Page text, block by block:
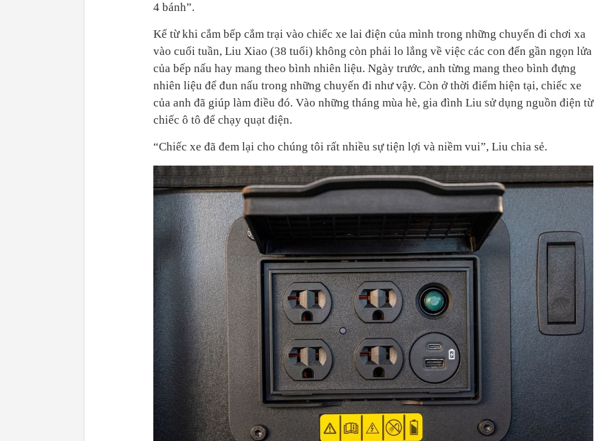
4 bánh”.
Kể từ khi cắm bếp cắm trại vào chiếc xe lai điện của mình trong những chuyến đi chơi xa
vào cuối tuần, Liu Xiao (38 tuổi) không còn phải lo lắng về việc các con đến gần ngọn lửa
của bếp nấu hay mang theo bình nhiên liệu. Ngày trước, anh từng mang theo bình đựng
nhiên liệu để đun nấu trong những chuyến đi như vậy. Còn ở thời điểm hiện tại, chiếc xe
của anh đã giúp làm điều đó. Vào những tháng mùa hè, gia đình Liu sử dụng nguồn điện từ
chiếc ô tô để chạy quạt điện.
“Chiếc xe đã đem lại cho chúng tôi rất nhiều sự tiện lợi và niềm vui”, Liu chia sẻ.